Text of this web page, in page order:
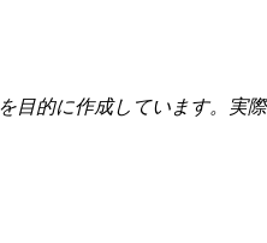
的に作成しています。実